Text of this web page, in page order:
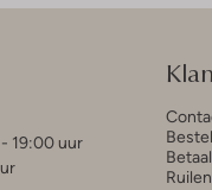
19:00 uur